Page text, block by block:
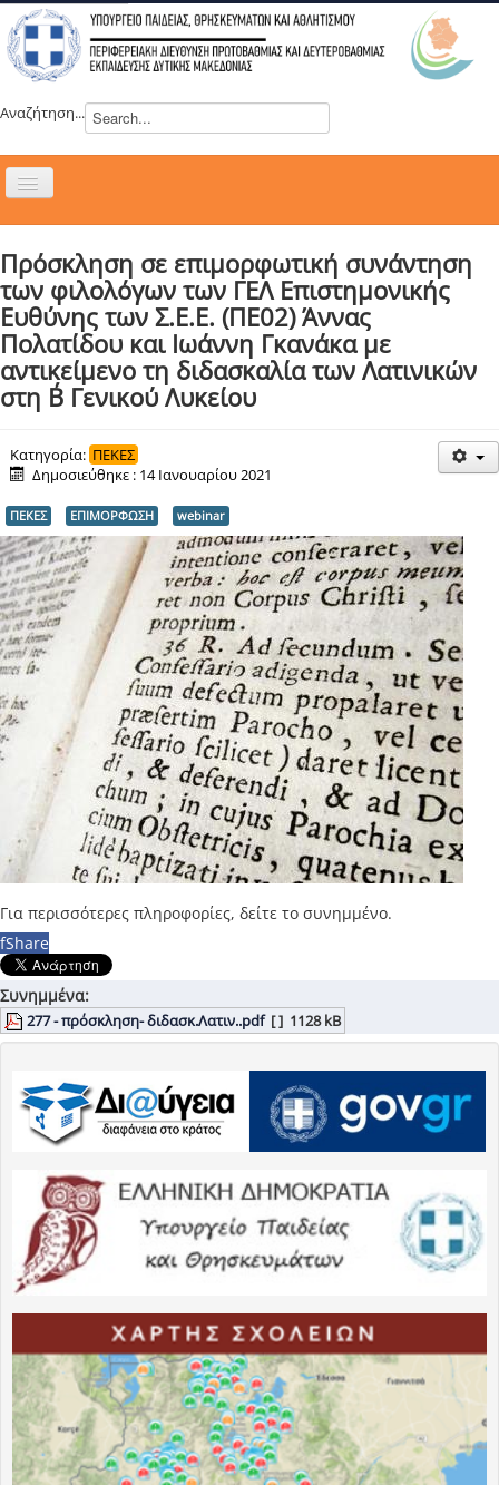
Αναζήτηση...
Εναλλαγή
ΝΕΑ
ΣΥΜΒΟΥΛΙΑ
ΕΥΡΩΠΑΪΚΑ ΠΡΟΓΡΑΜΜΑΤΑ
ΜΑΘΗΤΕΙΑ
ΔΡΑΣΕΙΣ
ΕΠΙΚΟΙΝΩΝΙΑ
Πρόσκληση σε επιμορφωτική συνάντηση
των φιλολόγων των ΓΕΛ Επιστημονικής
Ευθύνης των Σ.Ε.Ε. (ΠΕ02) Άννας
Πολατίδου και Ιωάννη Γκανάκα με
αντικείμενο τη διδασκαλία των Λατινικών
στη Β΄ Γενικού Λυκείου
Κατηγορία: ΠΕΚΕΣ
Δημοσιεύθηκε : 14 Ιανουαρίου 2021
ΠΕΚΕΣ ΕΠΙΜΟΡΦΩΣΗ webinar
Για περισσότερες πληροφορίες, δείτε το συνημμένο.
fShare
Συνημμένα:
277 - πρόσκληση- διδασκ.Λατιν..pdf [ ] 1128 kB